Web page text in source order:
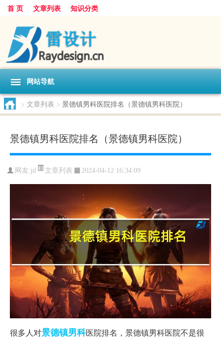
首 页 文章列表 知识分类
网站导航
> 文章列表 > 景德镇男科医院排名（景德镇男科医院）
景德镇男科医院排名（景德镇男科医院）
网友:jd 文章列表 2024-04-12 16:34:09
很多人对景德镇男科医院排名，景德镇男科医院不是很